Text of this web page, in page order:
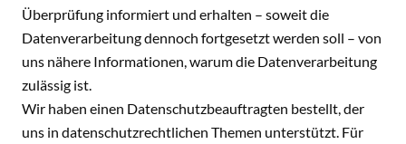
Überprüfung informiert und erhalten – soweit die
Datenverarbeitung dennoch fortgesetzt werden soll – von
uns nähere Informationen, warum die Datenverarbeitung
zulässig ist.
Wir haben einen Datenschutzbeauftragten bestellt, der
uns in datenschutzrechtlichen Themen unterstützt. Für